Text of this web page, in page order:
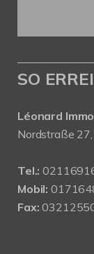
SO
Léonard
Nordstraße
Tel.:
Mobil:
Fax: